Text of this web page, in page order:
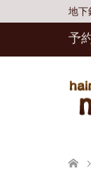
地下
予